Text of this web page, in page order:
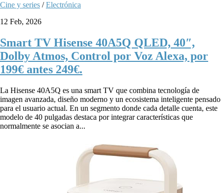
Cine y series /Electrónica
12 Feb, 2026
Smart TV Hisense 40A5Q QLED, 40″,
Dolby Atmos, Control por Voz Alexa, por
199€ antes 249€.
La Hisense 40A5Q es una smart TV que combina tecnología de
imagen avanzada, diseño moderno y un ecosistema inteligente pensado
para el usuario actual. En un segmento donde cada detalle cuenta, este
modelo de 40 pulgadas destaca por integrar características que
normalmente se asocian a...